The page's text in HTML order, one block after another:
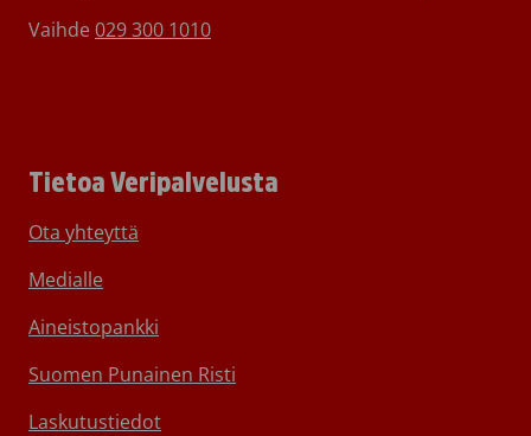
Vaihde 029 300 1010
Tietoa Veripalvelusta
Ota yhteyttä
Medialle
Aineistopankki
Suomen Punainen Risti
Laskutustiedot